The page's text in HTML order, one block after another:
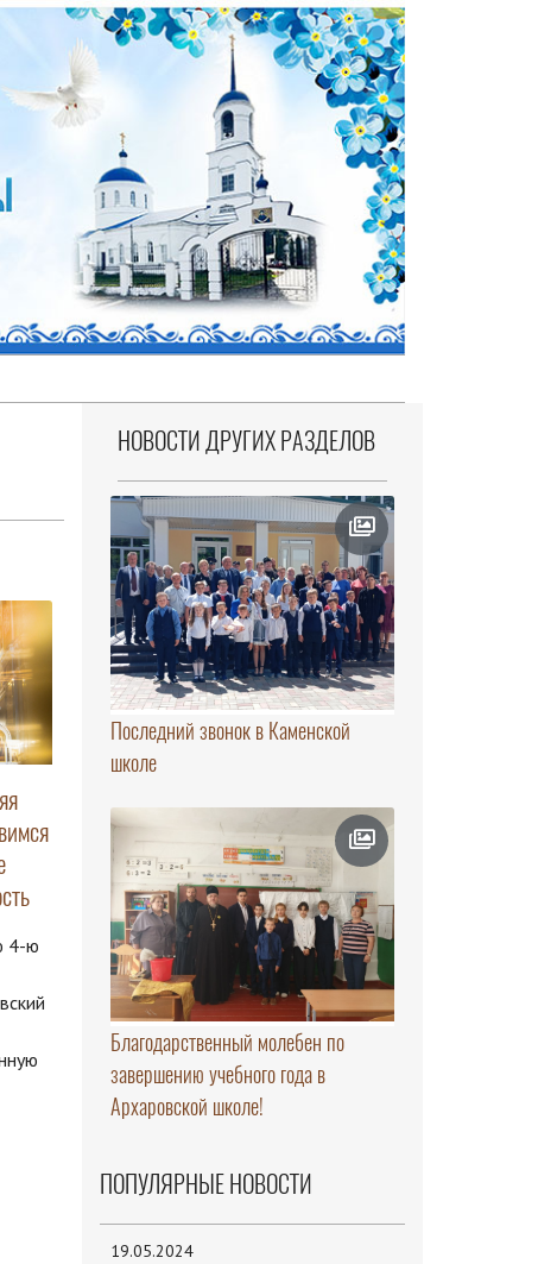
4-ю
НОВОСТИ ДРУГИХ РАЗДЕЛОВ
Последний звонок в Каменской
школе
Благодарственный молебен по
завершению учебного года в
Архаровской школе!
ПОПУЛЯРНЫЕ НОВОСТИ
19.05.2024